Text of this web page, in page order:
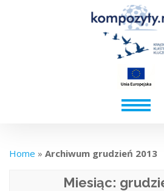
Home » Archiwum grudzień 2013
Miesiąc: